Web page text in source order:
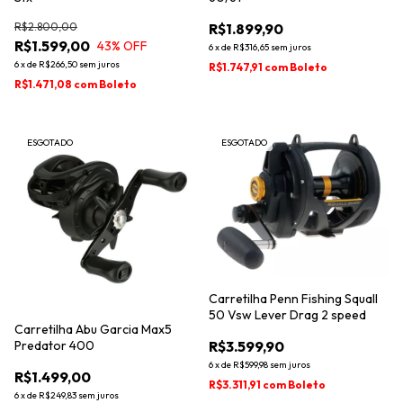
R$1.599,00
R$2.800,00
43% OFF
6xde R$266,50 sem juros
R$1.471,08 com Boleto
R$1.899,90
6xde R$316,65 sem juros
R$1.747,91 com Boleto
ESGOTADO
Carretilha Abu Garcia Max5
Predator 400
R$1.499,00
6xde R$249,83 sem juros
ESGOTADO
Carretilha Penn Fishing Squall
50 Vsw Lever Drag 2 speed
R$3.599,90
6xde R$599,98 sem juros
R$3.311,91 com Boleto